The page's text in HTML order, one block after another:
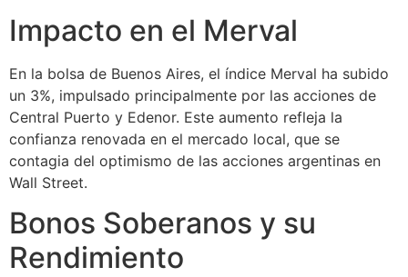
Impacto en el Merval
En la bolsa de Buenos Aires, el índice Merval ha subido
un 3%, impulsado principalmente por las acciones de
Central Puerto y Edenor. Este aumento refleja la
confianza renovada en el mercado local, que se
contagia del optimismo de las acciones argentinas en
Wall Street.
Bonos Soberanos y su
Rendimiento